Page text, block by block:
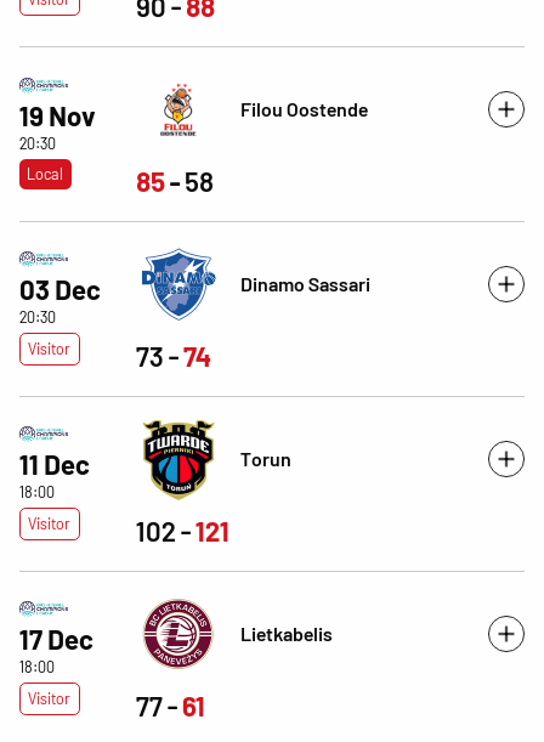
19 Nov
20:30
Local
Filou Oostende
85 58
03 Dec
20:30
Visitor
Dinamo Sassari
73 74
11 Dec
18:00
Visitor
Torun
102 121
17 Dec
18:00
Visitor
Lietkabelis
77 61